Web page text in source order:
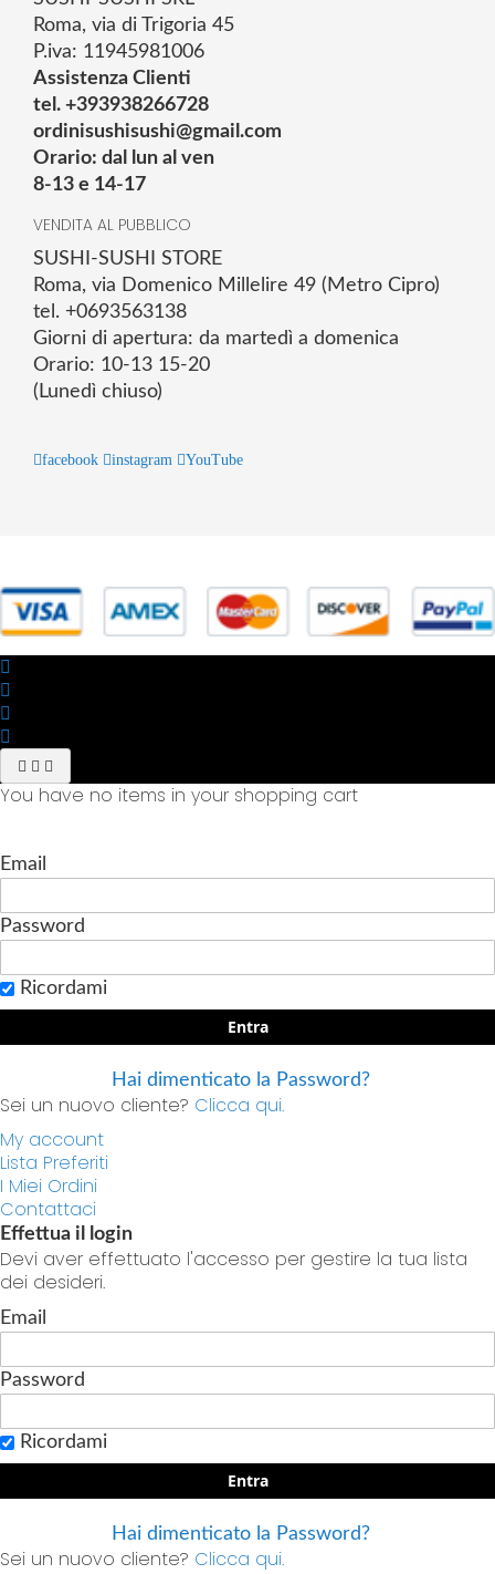
Roma, via di Trigoria 45
P.iva: 11945981006
Assistenza Clienti
tel. +393938266728
ordinisushisushi@gmail.com
Orario: dal lun al ven
8-13 e 14-17
VENDITA AL PUBBLICO
SUSHI-SUSHI STORE
Roma, via Domenico Millelire 49 (Metro Cipro)
tel. +0693563138
Giorni di apertura: da martedì a domenica
Orario: 10-13 15-20
(Lunedì chiuso)
facebook instagram YouTube
You have no items in your shopping cart
Email
Password
Ricordami
Entra
Hai dimenticato la Password?
Sei un nuovo cliente? Clicca qui.
My account
Lista Preferiti
I Miei Ordini
Contattaci
Effettua il login
Devi aver effettuato l'accesso per gestire la tua lista
dei desideri.
Email
Password
Ricordami
Entra
Hai dimenticato la Password?
Sei un nuovo cliente? Clicca qui.